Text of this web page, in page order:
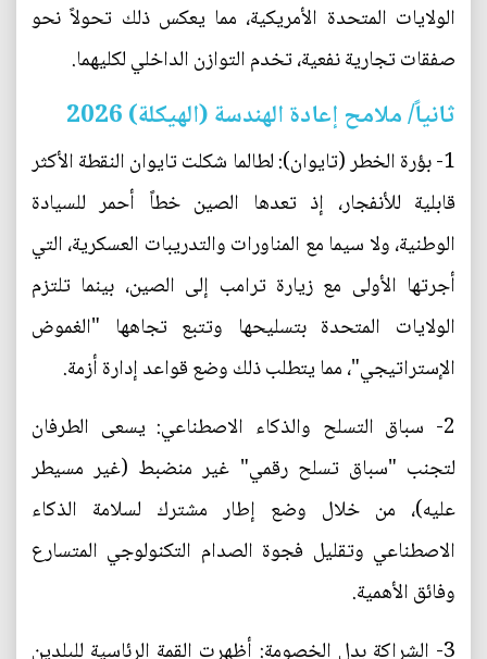
الولايات المتحدة الأمريكية، مما يعكس ذلك تحولاً نحو
صفقات تجارية نفعية، تخدم التوازن الداخلي لكليهما.
ثانياً/ ملامح إعادة الهندسة (الهيكلة) 2026
1- بؤرة الخطر (تايوان): لطالما شكلت تايوان النقطة الأكثر
قابلية للأنفجار، إذ تعدها الصين خطاً أحمر للسيادة
الوطنية، ولا سيما مع المناورات والتدريبات العسكرية، التي
أجرتها الأولى مع زيارة ترامب إلى الصين، بينما تلتزم
الولايات المتحدة بتسليحها وتتبع تجاهها "الغموض
الإستراتيجي"، مما يتطلب ذلك وضع قواعد إدارة أزمة.
2- سباق التسلح والذكاء الاصطناعي: يسعى الطرفان
لتجنب "سباق تسلح رقمي" غير منضبط (غير مسيطر
عليه)، من خلال وضع إطار مشترك لسلامة الذكاء
الاصطناعي وتقليل فجوة الصدام التكنولوجي المتسارع
وفائق الأهمية.